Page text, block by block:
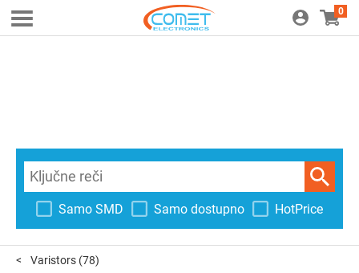
0
Samo SMD Samo dostupno HotPrice
Varistors (78)